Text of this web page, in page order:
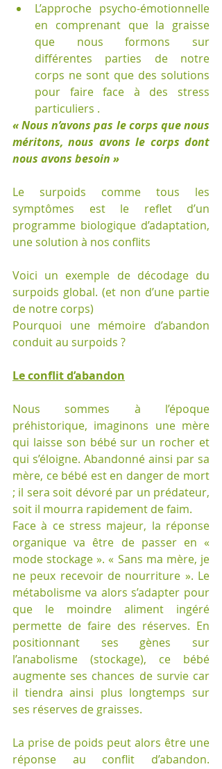
L’approche psycho-émotionnelle
en comprenant que la graisse
que nous formons sur
différentes parties de notre
corps ne sont que des solutions
pour faire face à des stress
particuliers .
« Nous n’avons pas le corps que nous
méritons, nous avons le corps dont
nous avons besoin »
Le surpoids comme tous les
symptômes est le reflet d’un
programme biologique d’adaptation,
une solution à nos conflits
Voici un exemple de décodage du
surpoids global. (et non d’une partie
de notre corps)
Pourquoi une mémoire d’abandon
conduit au surpoids ?
Le conflit d’abandon
Nous sommes à l’époque
préhistorique, imaginons une mère
qui laisse son bébé sur un rocher et
qui s’éloigne. Abandonné ainsi par sa
mère, ce bébé est en danger de mort
; il sera soit dévoré par un prédateur,
soit il mourra rapidement de faim.
Face à ce stress majeur, la réponse
organique va être de passer en «
mode stockage ». « Sans ma mère, je
ne peux recevoir de nourriture ». Le
métabolisme va alors s’adapter pour
que le moindre aliment ingéré
permette de faire des réserves. En
positionnant ses gènes sur
l’anabolisme (stockage), ce bébé
augmente ses chances de survie car
il tiendra ainsi plus longtemps sur
ses réserves de graisses.
La prise de poids peut alors être une
réponse au conflit d’abandon.